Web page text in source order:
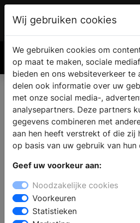
Wij gebruiken cookies
We gebruiken cookies om
op maat te maken, sociale
bieden en ons websiteverkeer te
delen ook informatie over uw
met onze social media-,
analysepartners. Deze partners
gegevens combineren met
aan hen heeft verstrekt of die zij
op basis van uw gebruik van hun
Geef uw voorkeur aan:
Noodzakelijke cookies
Voorkeuren
Statistieken